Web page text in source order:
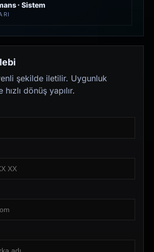
· Sistem
şekilde iletilir. Uygunluk
dönüş yapılır.